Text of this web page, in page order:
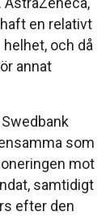
en relativt
och då
annat
som
mot
samtidigt
efter den